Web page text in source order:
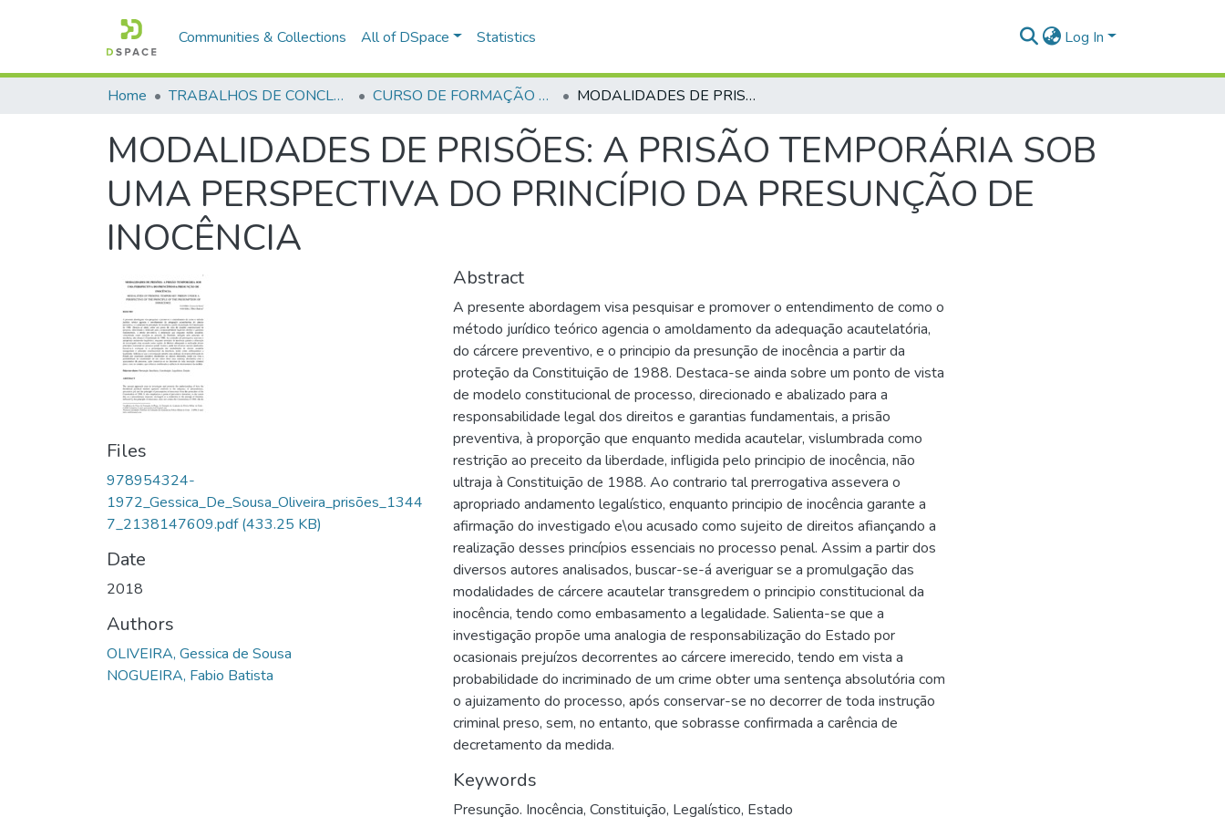
Communities & Collections All of DSpace Statistics Log In
Home TRABALHOS DE CONCLUSÃO DE CURSO - CFP (CURSO DE FORMAÇÃO DE PRAÇAS) CURSO DE FORMAÇÃO DE PRAÇAS - CFP - 2018 MODALIDADES DE PRISÕES: A PRISÃO TEMPORÁRIA SOB UMA PERSPECTIVA DO PRINCÍPIO DA PRESUNÇÃO DE INOCÊNCIA
MODALIDADES DE PRISÕES: A PRISÃO TEMPORÁRIA SOB
UMA PERSPECTIVA DO PRINCÍPIO DA PRESUNÇÃO DE
INOCÊNCIA
Files
978954324-
1972_Gessica_De_Sousa_Oliveira_prisões_1344
7_2138147609.pdf(433.25 KB)
Date
2018
Authors
OLIVEIRA, Gessica de Sousa
NOGUEIRA, Fabio Batista
Abstract
A presente abordagem visa pesquisar e promover o entendimento de como o
método jurídico teórico agencia o amoldamento da adequação acautelatória,
do cárcere preventivo, e o principio da presunção de inocência a partir da
proteção da Constituição de 1988. Destaca-se ainda sobre um ponto de vista
de modelo constitucional de processo, direcionado e abalizado para a
responsabilidade legal dos direitos e garantias fundamentais, a prisão
preventiva, à proporção que enquanto medida acautelar, vislumbrada como
restrição ao preceito da liberdade, infligida pelo principio de inocência, não
ultraja à Constituição de 1988. Ao contrario tal prerrogativa assevera o
apropriado andamento legalístico, enquanto principio de inocência garante a
afirmação do investigado e\ou acusado como sujeito de direitos afiançando a
realização desses princípios essenciais no processo penal. Assim a partir dos
diversos autores analisados, buscar-se-á averiguar se a promulgação das
modalidades de cárcere acautelar transgredem o principio constitucional da
inocência, tendo como embasamento a legalidade. Salienta-se que a
investigação propõe uma analogia de responsabilização do Estado por
ocasionais prejuízos decorrentes ao cárcere imerecido, tendo em vista a
probabilidade do incriminado de um crime obter uma sentença absolutória com
o ajuizamento do processo, após conservar-se no decorrer de toda instrução
criminal preso, sem, no entanto, que sobrasse confirmada a carência de
decretamento da medida.
Keywords
Presunção. Inocência, Constituição, Legalístico, Estado